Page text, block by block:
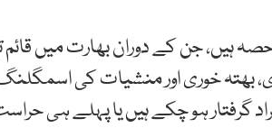
ہیں، جن کے دوران بھارت میں
37 افراد پر ریکیٹ سازی، بھتہ خوری اور